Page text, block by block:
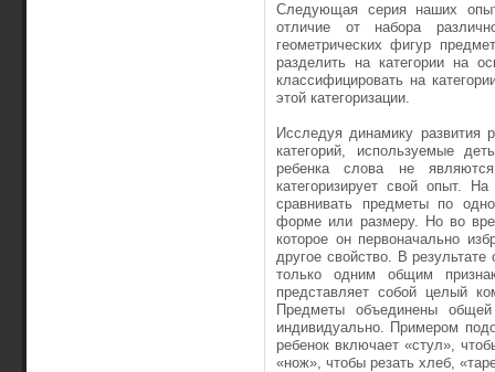
Следующая серия наших
отличие от набора
геометрических фигур
разделить на категории на
классифицировать на
этой категоризации.
Исследуя динамику развития
категорий, используемые
ребенка слова не
категоризирует свой опыт.
сравнивать предметы по
форме или размеру. Но во
которое он первоначально
другое свойство. В
только одним общим
представляет собой целый
Предметы объединены
индивидуально. Примером
ребенок включает «стул»,
«нож», чтобы резать хлеб,